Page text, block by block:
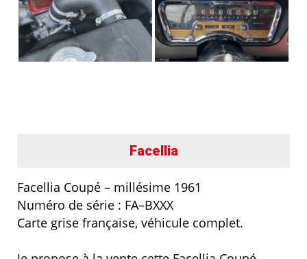
Facellia
Facellia Coupé – millésime 1961
Numéro de série : FA–BXXX
Carte grise française, véhicule complet.